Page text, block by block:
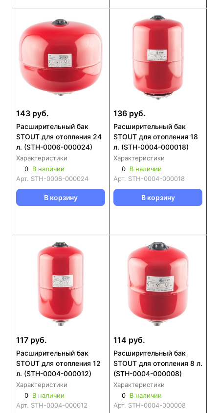
143 руб.
Расширительный бак
STOUT для отопления 24
л. (STH-0006-000024)
Характеристики
0 В наличии
Арт. STH-0006-000024
В корзину
136 руб.
Расширительный бак
STOUT для отопления 18
л. (STH-0004-000018)
Характеристики
0 В наличии
Арт. STH-0004-000018
В корзину
117 руб.
Расширительный бак
STOUT для отопления 12
л. (STH-0004-000012)
Характеристики
0 В наличии
Арт. STH-0004-000012
114 руб.
Расширительный бак
STOUT для отопления 8 л.
(STH-0004-000008)
Характеристики
0 В наличии
Арт. STH-0004-000008